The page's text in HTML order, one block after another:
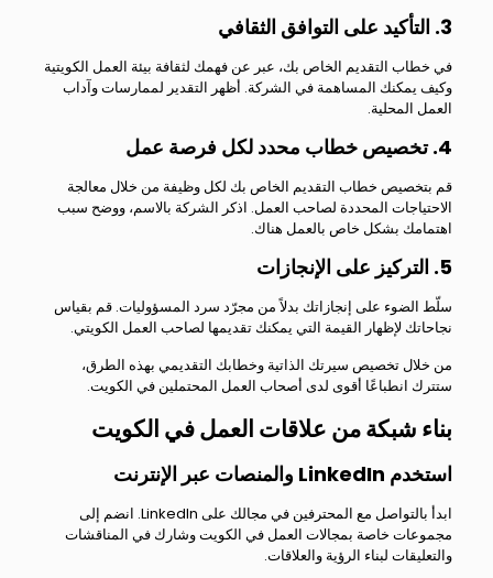
3. التأكيد على التوافق الثقافي
في خطاب التقديم الخاص بك، عبر عن فهمك لثقافة بيئة العمل الكويتية
وكيف يمكنك المساهمة في الشركة. أظهر التقدير لممارسات وآداب
العمل المحلية.
4. تخصيص خطاب محدد لكل فرصة عمل
قم بتخصيص خطاب التقديم الخاص بك لكل وظيفة من خلال معالجة
الاحتياجات المحددة لصاحب العمل. اذكر الشركة بالاسم، ووضح سبب
اهتمامك بشكل خاص بالعمل هناك.
5. التركيز على الإنجازات
سلّط الضوء على إنجازاتك بدلاً من مجرّد سرد المسؤوليات. قم بقياس
نجاحاتك لإظهار القيمة التي يمكنك تقديمها لصاحب العمل الكويتي.
من خلال تخصيص سيرتك الذاتية وخطابك التقديمي بهذه الطرق،
ستترك انطباعًا أقوى لدى أصحاب العمل المحتملين في الكويت.
بناء شبكة من علاقات العمل في الكويت
استخدم LinkedIn والمنصات عبر الإنترنت
ابدأ بالتواصل مع المحترفين في مجالك على LinkedIn. انضم إلى
مجموعات خاصة بمجالات العمل في الكويت وشارك في المناقشات
والتعليقات لبناء الرؤية والعلاقات.